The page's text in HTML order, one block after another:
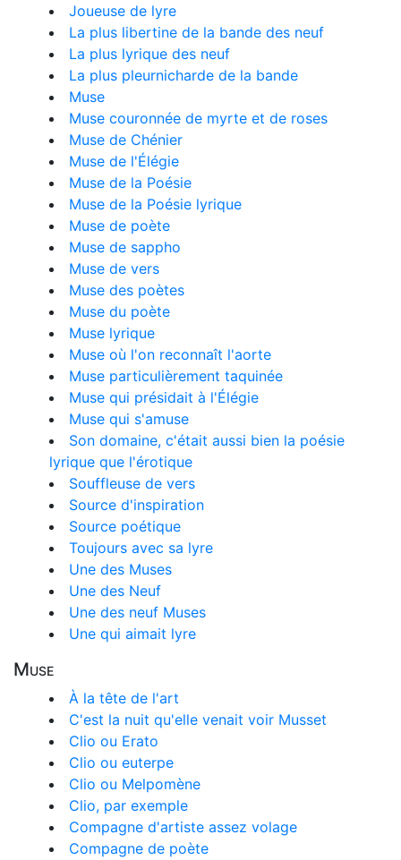
Joueuse de lyre
La plus libertine de la bande des neuf
La plus lyrique des neuf
La plus pleurnicharde de la bande
Muse
Muse couronnée de myrte et de roses
Muse de Chénier
Muse de l'Élégie
Muse de la Poésie
Muse de la Poésie lyrique
Muse de poète
Muse de sappho
Muse de vers
Muse des poètes
Muse du poète
Muse lyrique
Muse où l'on reconnaît l'aorte
Muse particulièrement taquinée
Muse qui présidait à l'Élégie
Muse qui s'amuse
Son domaine, c'était aussi bien la poésie
lyrique que l'érotique
Souffleuse de vers
Source d'inspiration
Source poétique
Toujours avec sa lyre
Une des Muses
Une des Neuf
Une des neuf Muses
Une qui aimait lyre
Muse
À la tête de l'art
C'est la nuit qu'elle venait voir Musset
Clio ou Erato
Clio ou euterpe
Clio ou Melpomène
Clio, par exemple
Compagne d'artiste assez volage
Compagne de poète